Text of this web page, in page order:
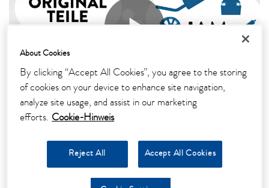
Video
NAPA – GENAU DAS RICHTIGE
About Cookies
By clicking “Accept All Cookies”, you agree to the storing
of cookies on your device to enhance site navigation,
analyze site usage, and assist in our marketing
efforts. Cookie-Hinweis
Reject All Accept All Cookies